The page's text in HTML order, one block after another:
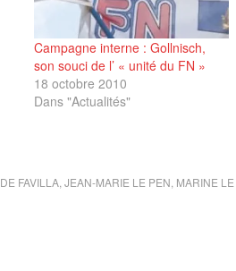
Campagne interne : Gollnisch,
son souci de l’ « unité du FN »
18 octobre 2010
Dans "Actualités"
DE FAVILLA JEAN-MARIE LE PEN MARINE LE